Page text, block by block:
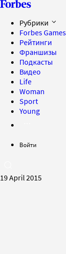
Рубрики
Forbes Games
Рейтинги
Франшизы
Подкасты
Видео
Life
Woman
Sport
Young
Войти
19 April 2015